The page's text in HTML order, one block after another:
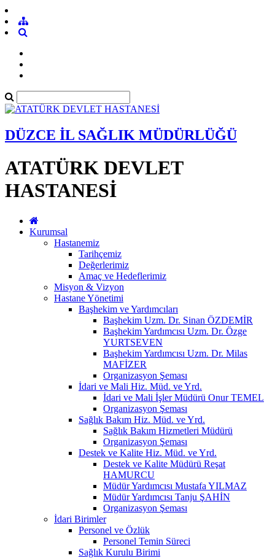
DÜZCE İL SAĞLIK MÜDÜRLÜĞÜ
ATATÜRK DEVLET
HASTANESİ
Kurumsal
Hastanemiz
Tarihçemiz
Değerlerimiz
Amaç ve Hedeflerimiz
Misyon & Vizyon
Hastane Yönetimi
Başhekim ve Yardımcıları
Başhekim Uzm. Dr. Sinan ÖZDEMİR
Başhekim Yardımcısı Uzm. Dr. Özge
YURTSEVEN
Başhekim Yardımcısı Uzm. Dr. Milas
MAFİZER
Organizasyon Şeması
İdari ve Mali Hiz. Müd. ve Yrd.
İdari ve Mali İşler Müdürü Onur TEMEL
Organizasyon Şeması
Sağlık Bakım Hiz. Müd. ve Yrd.
Sağlık Bakım Hizmetleri Müdürü
Organizasyon Şeması
Destek ve Kalite Hiz. Müd. ve Yrd.
Destek ve Kalite Müdürü Reşat
HAMURCU
Müdür Yardımcısı Mustafa YILMAZ
Müdür Yardımcısı Tanju ŞAHİN
Organizasyon Şeması
İdari Birimler
Personel ve Özlük
Personel Temin Süreci
Sağlık Kurulu Birimi